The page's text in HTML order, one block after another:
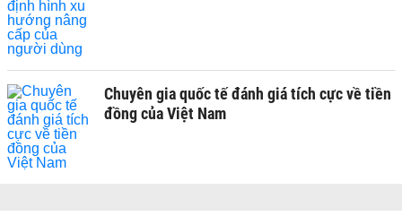
Chuyên gia quốc tế đánh giá tích cực về tiền
đồng của Việt Nam